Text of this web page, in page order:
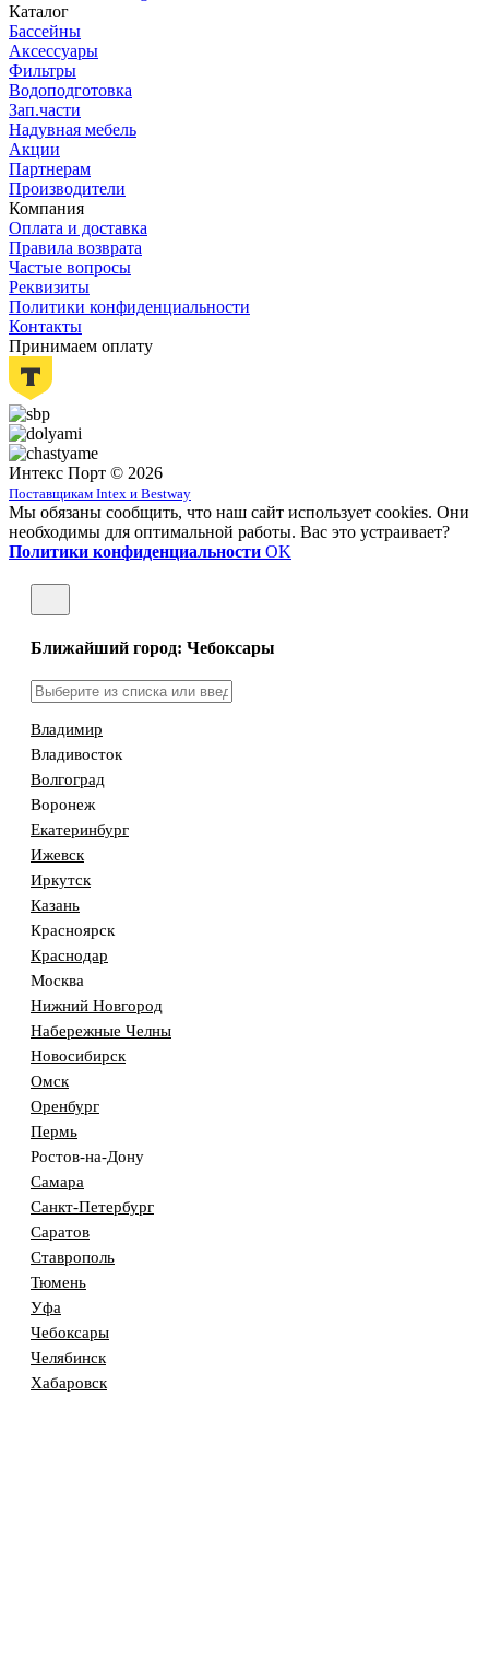
Каталог
Бассейны
Аксессуары
Фильтры
Водоподготовка
Зап.части
Надувная мебель
Акции
Партнерам
Производители
Компания
Оплата и доставка
Правила возврата
Частые вопросы
Реквизиты
Политики конфиденциальности
Контакты
Принимаем оплату
Интекс Порт © 2026
Поставщикам Intex и Bestway
Мы обязаны сообщить, что наш сайт использует cookies. Они
необходимы для оптимальной работы. Вас это устраивает?
Политики конфиденциальности OK
Ближайший город: Чебоксары
Владимир
Владивосток
Волгоград
Воронеж
Екатеринбург
Ижевск
Иркутск
Казань
Красноярск
Краснодар
Москва
Нижний Новгород
Набережные Челны
Новосибирск
Омск
Оренбург
Пермь
Ростов-на-Дону
Самара
Санкт-Петербург
Саратов
Ставрополь
Тюмень
Уфа
Чебоксары
Челябинск
Хабаровск